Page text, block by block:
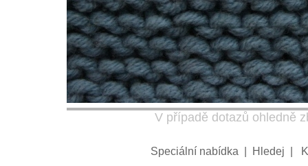
V případě dotazů ohledně
Speciální nabídka Hledej